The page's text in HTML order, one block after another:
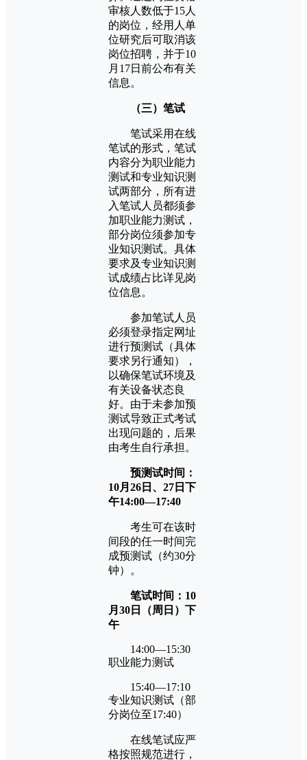
审核人数低于15人
的岗位，经用人单
位研究后可取消该
岗位招聘，并于10
月17日前公布有关
信息。
（三）笔试
笔试采用在线
笔试的形式，笔试
内容分为职业能力
测试和专业知识测
试两部分，所有进
入笔试人员都须参
加职业能力测试，
部分岗位须参加专
业知识测试。具体
要求及专业知识测
试成绩占比详见岗
位信息。
参加笔试人员
必须登录指定网址
进行预测试（具体
要求另行通知），
以确保笔试环境及
有关设备状态良
好。由于未参加预
测试导致正式考试
出现问题的，后果
由考生自行承担。
预测试时间：
10月26日 、27日 下
午14:00—17:40
考生可在该时
间段的任一时间完
成预测试（约30分
钟）。
笔试时间：10
月30日（周日）下
午
14:00—15:30
职业能力测试
15:40—17:10
专业知识测试（部
分岗位至17:40）
在线笔试应严
格按照规范进行，